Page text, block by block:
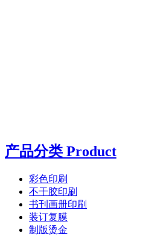
产品分类 Product
彩色印刷
不干胶印刷
书刊画册印刷
装订复膜
制版烫金